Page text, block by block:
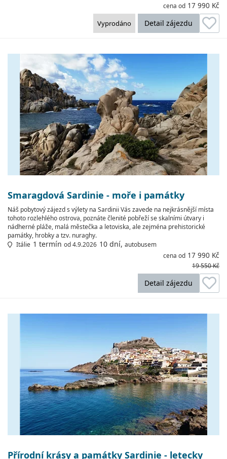
cena od 17 990 Kč
Detail zájezdu
Vyprodáno
Smaragdová Sardinie - moře i památky
Náš pobytový zájezd s výlety na Sardinii Vás zavede na nejkrásnější místa
tohoto rozlehlého ostrova, poznáte členité pobřeží se skalními útvary i
nádherné pláže, malá městečka a letoviska, ale zejména prehistorické
památky, hrobky a tzv. nuraghy.
Itálie 1 termín od 4.9.2026 10 dní, autobusem
cena od 17 990 Kč
19 550 Kč
Detail zájezdu
Přírodní krásy a památky Sardinie - letecky